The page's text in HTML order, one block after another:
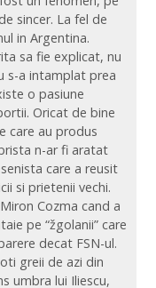
sincer. La fel de
in Argentina.
sa fie explicat, nu
s-a intamplat prea
o pasiune
Oricat de bine
care au produs
n-ar fi aratat
care a reusit
si prietenii vechi.
Cozma cand a
pe “žgolanii” care
decat FSN-ul.
greii de azi din
umbra lui Iliescu,